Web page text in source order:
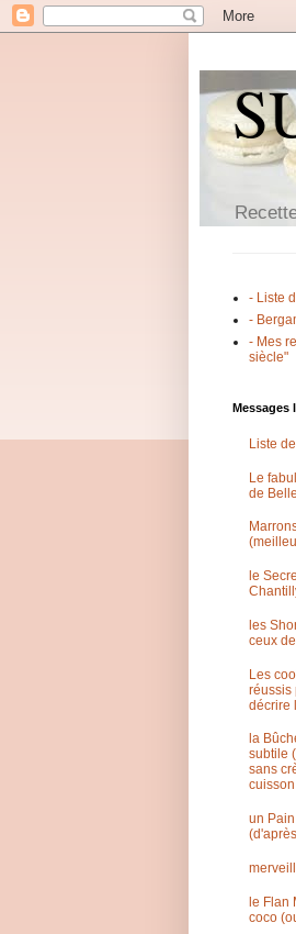
- Liste
-
- Mes
siècle"
Messages
Liste
Le
de
le
les
ceux
Les
réussis
décrire
la
subtile
sans
un
le Flan
coco